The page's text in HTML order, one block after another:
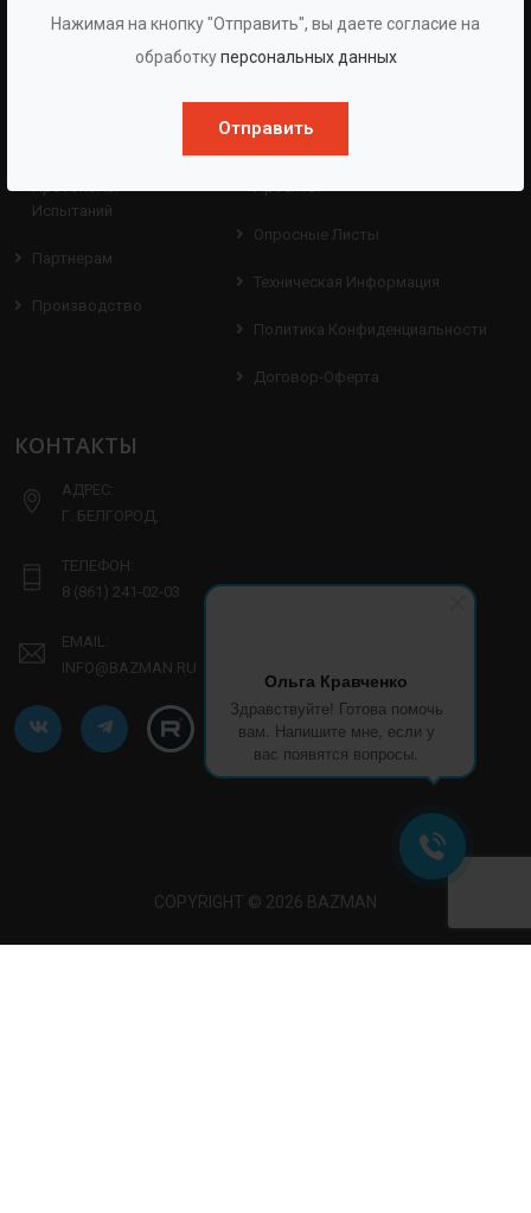
Нажимая на кнопку "Отправить", вы даете согласие на
обработкуперсональных данных
Отправить
Ольга Кравченко
Здравствуйте! Готова помочь
вам. Напишите мне, если у
вас появятся вопросы.
BAZMAN
Протоколы
Испытаний
Партнерам
Производство
ПОЛЕЗНЫЕ ССЫЛКИ
Услуги
Проекты
Опросные Листы
Техническая Информация
Политика Конфиденциальности
Договор-Оферта
КОНТАКТЫ
АДРЕС:
Г. БЕЛГОРОД,
ТЕЛЕФОН:
8 (861) 241-02-03
EMAIL:
INFO@BAZMAN.RU
COPYRIGHT © 2026 BAZMAN